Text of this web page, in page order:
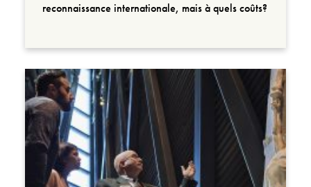
reconnaissance internationale, mais à quels coûts?